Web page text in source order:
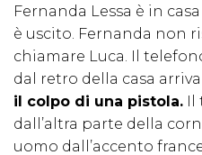
Fernanda Lessa è in
è uscito. Fernanda non
chiamare Luca. Il
dal retro della casa
il colpo di una pistola.
dall’altra parte della
uomo dall’accento